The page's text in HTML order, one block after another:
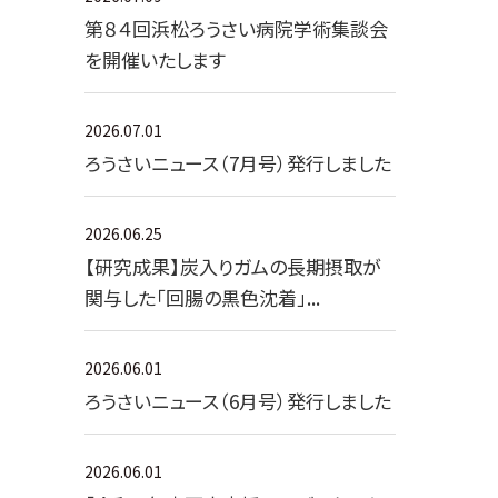
第８４回浜松ろうさい病院学術集談会
を開催いたします
2026.07.01
ろうさいニュース（7月号）発行しました
2026.06.25
【研究成果】炭入りガムの長期摂取が
関与した「回腸の黒色沈着」...
2026.06.01
ろうさいニュース（6月号）発行しました
2026.06.01